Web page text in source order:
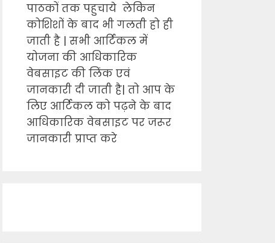
पाठकों तक पहुचाये लेकिन
कोशिशों के बाद भी गलती हो ही
जाती है | सभी आर्टिकल में
योजना की आधिकारिक
वेबसाइट की लिंक एवं
जानकारी दी जाती है| तो आप के
लिए आर्टिकल को पढ़ने के बाद
आधिकारिक वेबसाइट पर जरूर
जानकारी प्राप्त करे